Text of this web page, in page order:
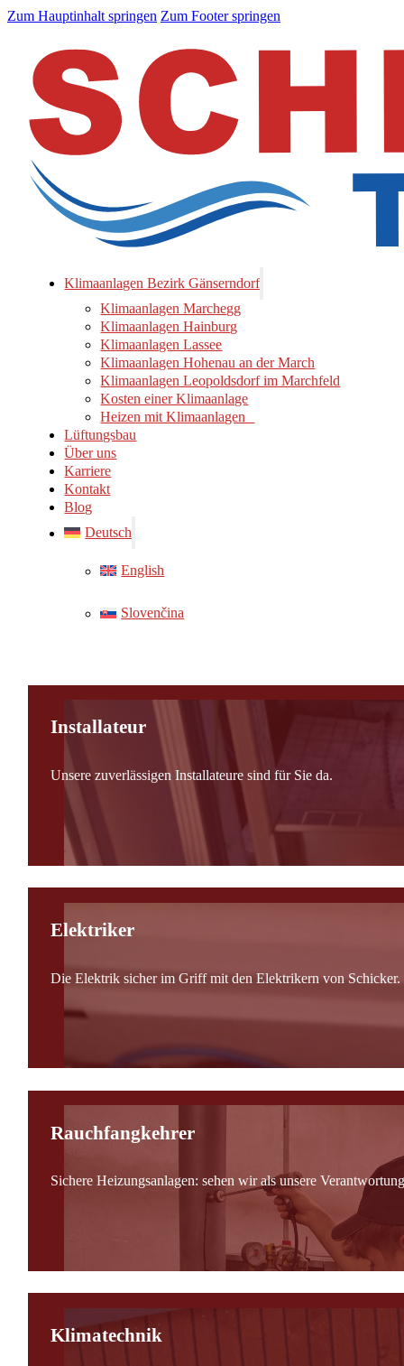
Zum Hauptinhalt springen Zum Footer springen
Klimaanlagen Bezirk Gänserndorf
Klimaanlagen Marchegg
Klimaanlagen Hainburg
Klimaanlagen Lassee
Klimaanlagen Hohenau an der March
Klimaanlagen Leopoldsdorf im Marchfeld
Kosten einer Klimaanlage
Heizen mit Klimaanlagen
Lüftungsbau
Über uns
Karriere
Kontakt
Blog
Deutsch
English
Slovenčina
Installateur
Unsere zuverlässigen Installateure sind für Sie da.
Elektriker
Die Elektrik sicher im Griff mit den Elektrikern von Schicker.
Rauchfangkehrer
Sichere Heizungsanlagen: sehen wir als unsere
Klimatechnik